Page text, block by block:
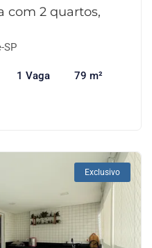
com 2 quartos,
SP
1 Vaga 79 m²
Exclusivo